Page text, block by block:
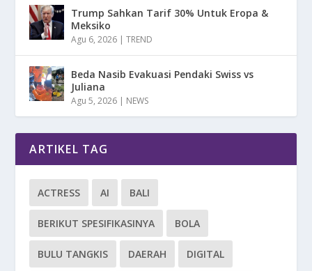
Trump Sahkan Tarif 30% Untuk Eropa &
Meksiko
Agu 6, 2026 |TREND
Beda Nasib Evakuasi Pendaki Swiss vs
Juliana
Agu 5, 2026 | NEWS
ARTIKEL TAG
ACTRESS AI BALI
BERIKUT SPESIFIKASINYA BOLA
BULU TANGKIS DAERAH DIGITAL